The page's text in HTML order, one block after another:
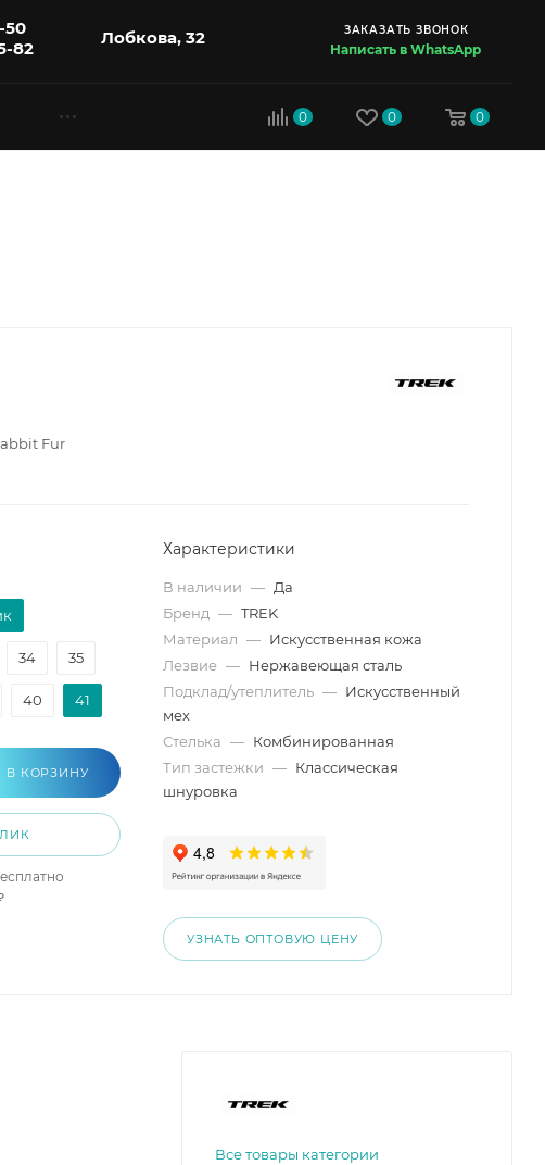
50
82
Лобкова, 32 ЗАКАЗАТЬ ЗВОНОК
Написать в WhatsApp
0 0 0
Fur
34 35
40 41
В КОРЗИНУ
Характеристики
В наличии — Да
Бренд — TREK
Материал — Искусственная кожа
Лезвие — Нержавеющая сталь
Подклад/утеплитель — Искусственный
мех
Стелька — Комбинированная
Тип застежки — Классическая
шнуровка
УЗНАТЬ ОПТОВУЮ ЦЕНУ
Все товары категории